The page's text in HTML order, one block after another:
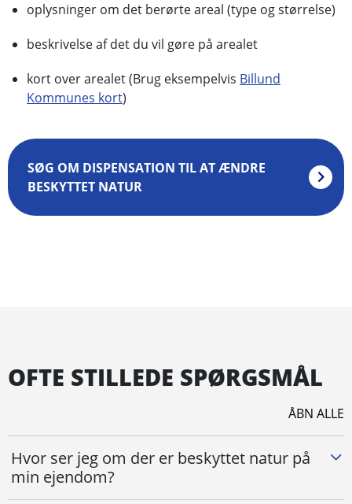
oplysninger om det berørte areal (type og størrelse)
beskrivelse af det du vil gøre på arealet
kort over arealet (Brug eksempelvis Billund
Kommunes kort)
SØG OM DISPENSATION TIL AT ÆNDRE
BESKYTTET NATUR
OFTE STILLEDE SPØRGSMÅL
ÅBN ALLE
Hvor ser jeg om der er beskyttet natur på
min ejendom?